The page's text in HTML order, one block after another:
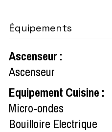
Équipements
Ascenseur:
Ascenseur
Equipement Cuisine :
Micro-ondes
Bouilloire Electrique